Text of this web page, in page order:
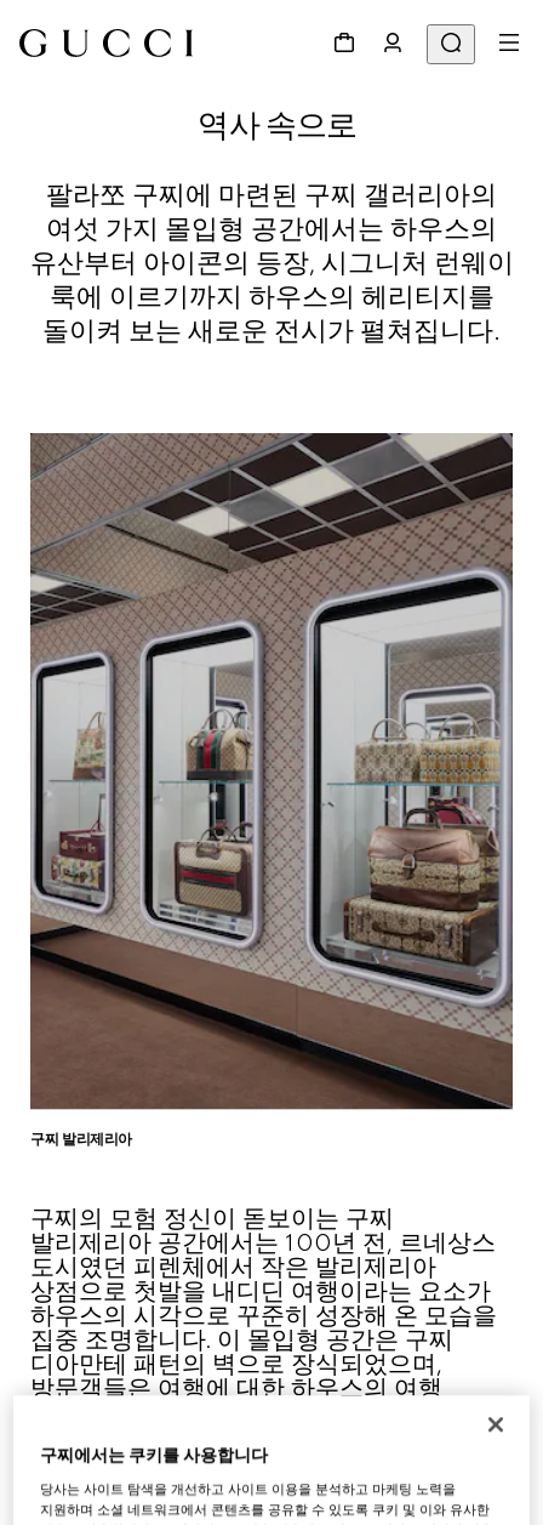
역사 속으로
팔라쪼 구찌에 마련된 구찌 갤러리아의
여섯 가지 몰입형 공간에서는 하우스의
유산부터 아이콘의 등장, 시그니처 런웨이
룩에 이르기까지 하우스의 헤리티지를
돌이켜 보는 새로운 전시가 펼쳐집니다.
구찌 발리제리아
구찌의 모험 정신이 돋보이는 구찌
발리제리아 공간에서는 100년 전, 르네상스
도시였던 피렌체에서 작은 발리제리아
상점으로 첫발을 내디딘 여행이라는 요소가
하우스의 시각으로 꾸준히 성장해 온 모습을
집중 조명합니다. 이 몰입형 공간은 구찌
디아만테 패턴의 벽으로 장식되었으며,
방문객들은 여행에 대한 하우스의 여행
구찌에서는 쿠키를 사용합니다
당사는 사이트 탐색을 개선하고 사이트 이용을 분석하고 마케팅 노력을
지원하며 소셜 네트워크에서 콘텐츠를 공유할 수 있도록 쿠키 및 이와 유사한